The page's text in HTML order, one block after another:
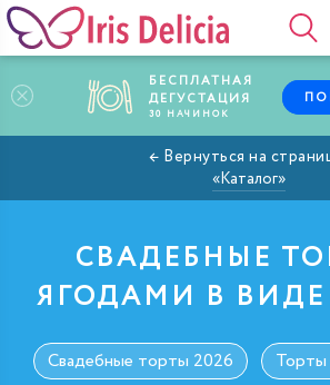
БЕСПЛАТНАЯ
ДЕГУСТАЦИЯ
30 НАЧИНОК
Каталог
СВАДЕБНЫЕ
ЯГОДАМИ В ВИДЕ
Свадебные торты 2026 Торты